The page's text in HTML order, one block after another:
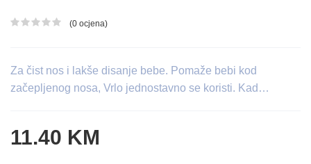
Ocjena proizvoda
(0 ocjena)
Za čist nos i lakše disanje bebe. Pomaže bebi kod
začepljenog nosa, Vrlo jednostavno se koristi. Kad…
11.40 KM